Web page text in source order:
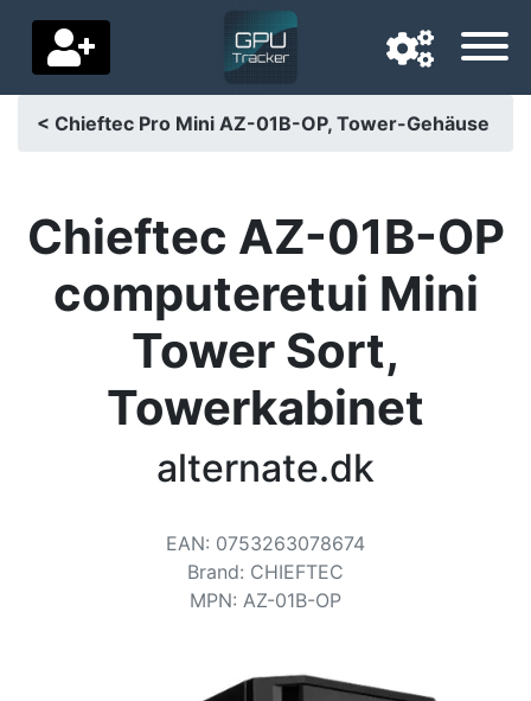
Lieferland
Einstellungen
Unterstütze uns
Kontaktiere uns
< Chieftec Pro Mini AZ-01B-OP, Tower-Gehäuse
Chieftec AZ-01B-OP
computeretui Mini
Tower Sort,
Towerkabinet
alternate.dk
EAN: 0753263078674
Brand: CHIEFTEC
MPN: AZ-01B-OP